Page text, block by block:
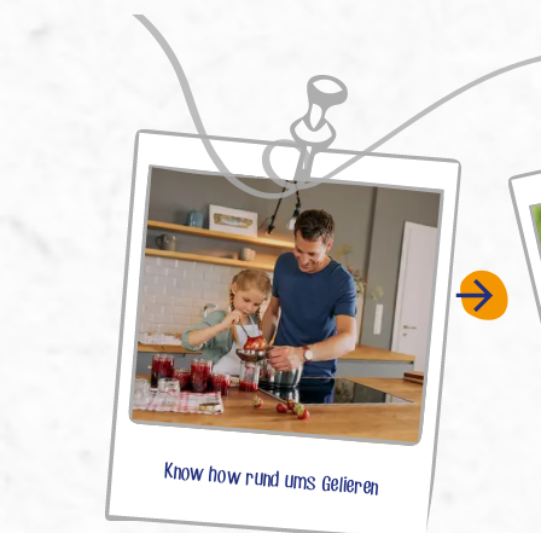
Know how rund ums Gelieren